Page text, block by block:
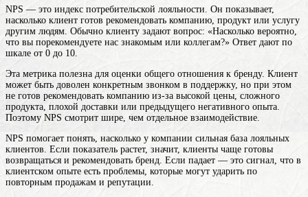
NPS — это индекс потребительской лояльности. Он показывает,
насколько клиент готов рекомендовать компанию, продукт или услугу
другим людям. Обычно клиенту задают вопрос: «Насколько вероятно,
что вы порекомендуете нас знакомым или коллегам?» Ответ дают по
шкале от 0 до 10.
Эта метрика полезна для оценки общего отношения к бренду. Клиент
может быть доволен конкретным звонком в поддержку, но при этом
не готов рекомендовать компанию из-за высокой цены, сложного
продукта, плохой доставки или предыдущего негативного опыта.
Поэтому NPS смотрит шире, чем отдельное взаимодействие.
NPS помогает понять, насколько у компании сильная база лояльных
клиентов. Если показатель растет, значит, клиенты чаще готовы
возвращаться и рекомендовать бренд. Если падает — это сигнал, что в
клиентском опыте есть проблемы, которые могут ударить по
повторным продажам и репутации.